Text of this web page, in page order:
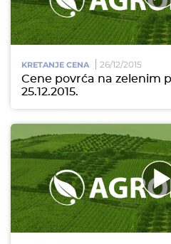
KRETANJE CENA 26/12/2015
Cene povrća na zelenim
25.12.2015.